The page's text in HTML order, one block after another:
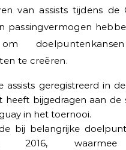
van assists tijdens de
passingvermogen
te creëren.
assists geregistreerd in
heeft bijgedragen aan de
in het toernooi.
bij belangrijke
2016,